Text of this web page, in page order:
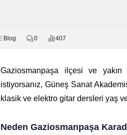
Blog 0 407
Gaziosmanpaşa ilçesi ve
istiyorsanız, Güneş Sanat
klasik ve elektro gitar dersleri yaş
Neden Gaziosmanpaşa